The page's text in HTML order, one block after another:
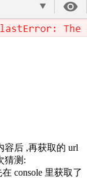
容后 ,再获取的 url
猜测:
console 里获取了